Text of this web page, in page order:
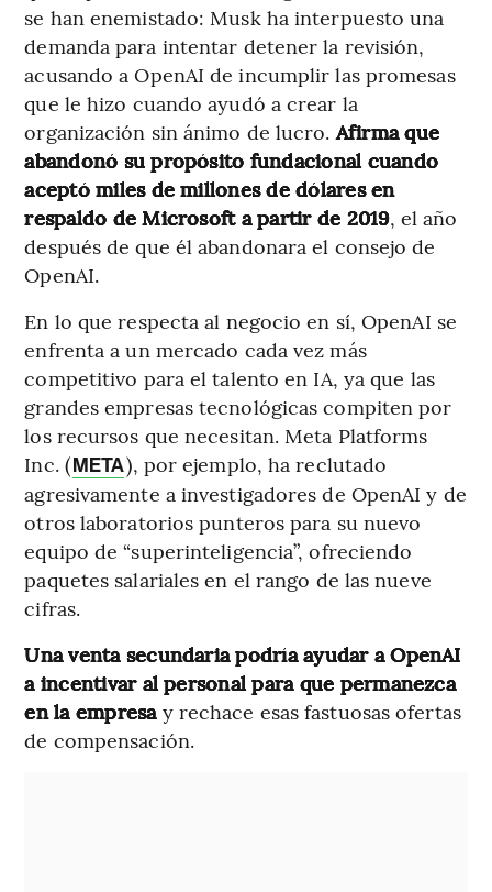
se han enemistado: Musk ha interpuesto una
demanda para intentar detener la revisión,
acusando a OpenAI de incumplir las promesas
que le hizo cuando ayudó a crear la
organización sin ánimo de lucro.Afirma que
abandonó su propósito fundacional cuando
aceptó miles de millones de dólares en
respaldo de Microsoft a partir de 2019, el año
después de que él abandonara el consejo de
OpenAI.
En lo que respecta al negocio en sí, OpenAI se
enfrenta a un mercado cada vez más
competitivo para el talento en IA, ya que las
grandes empresas tecnológicas compiten por
los recursos que necesitan. Meta Platforms
Inc. (META), por ejemplo, ha reclutado
agresivamente a investigadores de OpenAI y de
otros laboratorios punteros para su nuevo
equipo de “superinteligencia”, ofreciendo
paquetes salariales en el rango de las nueve
cifras.
Una venta secundaria podría ayudar a OpenAI
a incentivar al personal para que permanezca
en la empresay rechace esas fastuosas ofertas
de compensación.